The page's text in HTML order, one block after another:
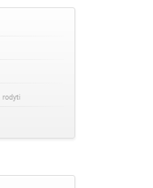
rodyti